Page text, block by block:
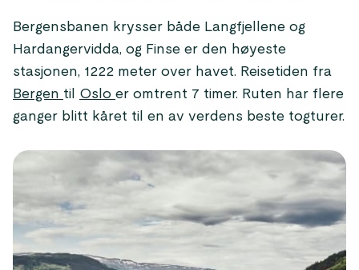
Bergensbanen krysser både Langfjellene og
Hardangervidda, og Finse er den høyeste
stasjonen, 1222 meter over havet. Reisetiden fra
Bergen til Oslo er omtrent 7 timer. Ruten har flere
ganger blitt kåret til en av verdens beste togturer.